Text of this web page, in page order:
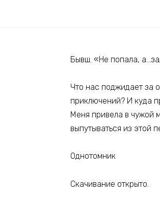
Бывш. «Не попала,
Что нас поджидает за
приключений? И куда
Меня привела в чужой
выпутываться из этой
Однотомник
Скачивание открыто.